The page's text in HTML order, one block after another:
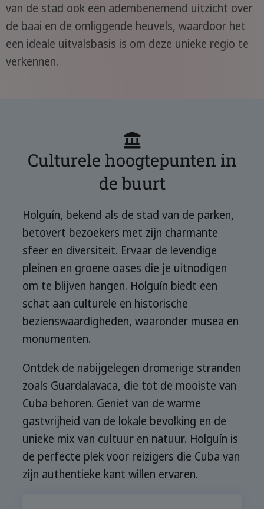
van de stad ook een adembenemend uitzicht over
de baai en de omliggende heuvels, waardoor het
een ideale uitvalsbasis is om deze unieke regio te
verkennen.
Culturele hoogtepunten in
de buurt
Holguín, bekend als de stad van de parken,
betovert bezoekers met zijn charmante
sfeer en diversiteit. Ervaar de levendige
pleinen en groene oases die je uitnodigen
om te blijven hangen. Holguín biedt een
schat aan culturele en historische
bezienswaardigheden, waaronder musea en
monumenten.
Ontdek de nabijgelegen dromerige stranden
zoals Guardalavaca, die tot de mooiste van
Cuba behoren. Geniet van de warme
gastvrijheid van de lokale bevolking en de
unieke mix van cultuur en natuur. Holguín is
de perfecte plek voor reizigers die Cuba van
zijn authentieke kant willen ervaren.